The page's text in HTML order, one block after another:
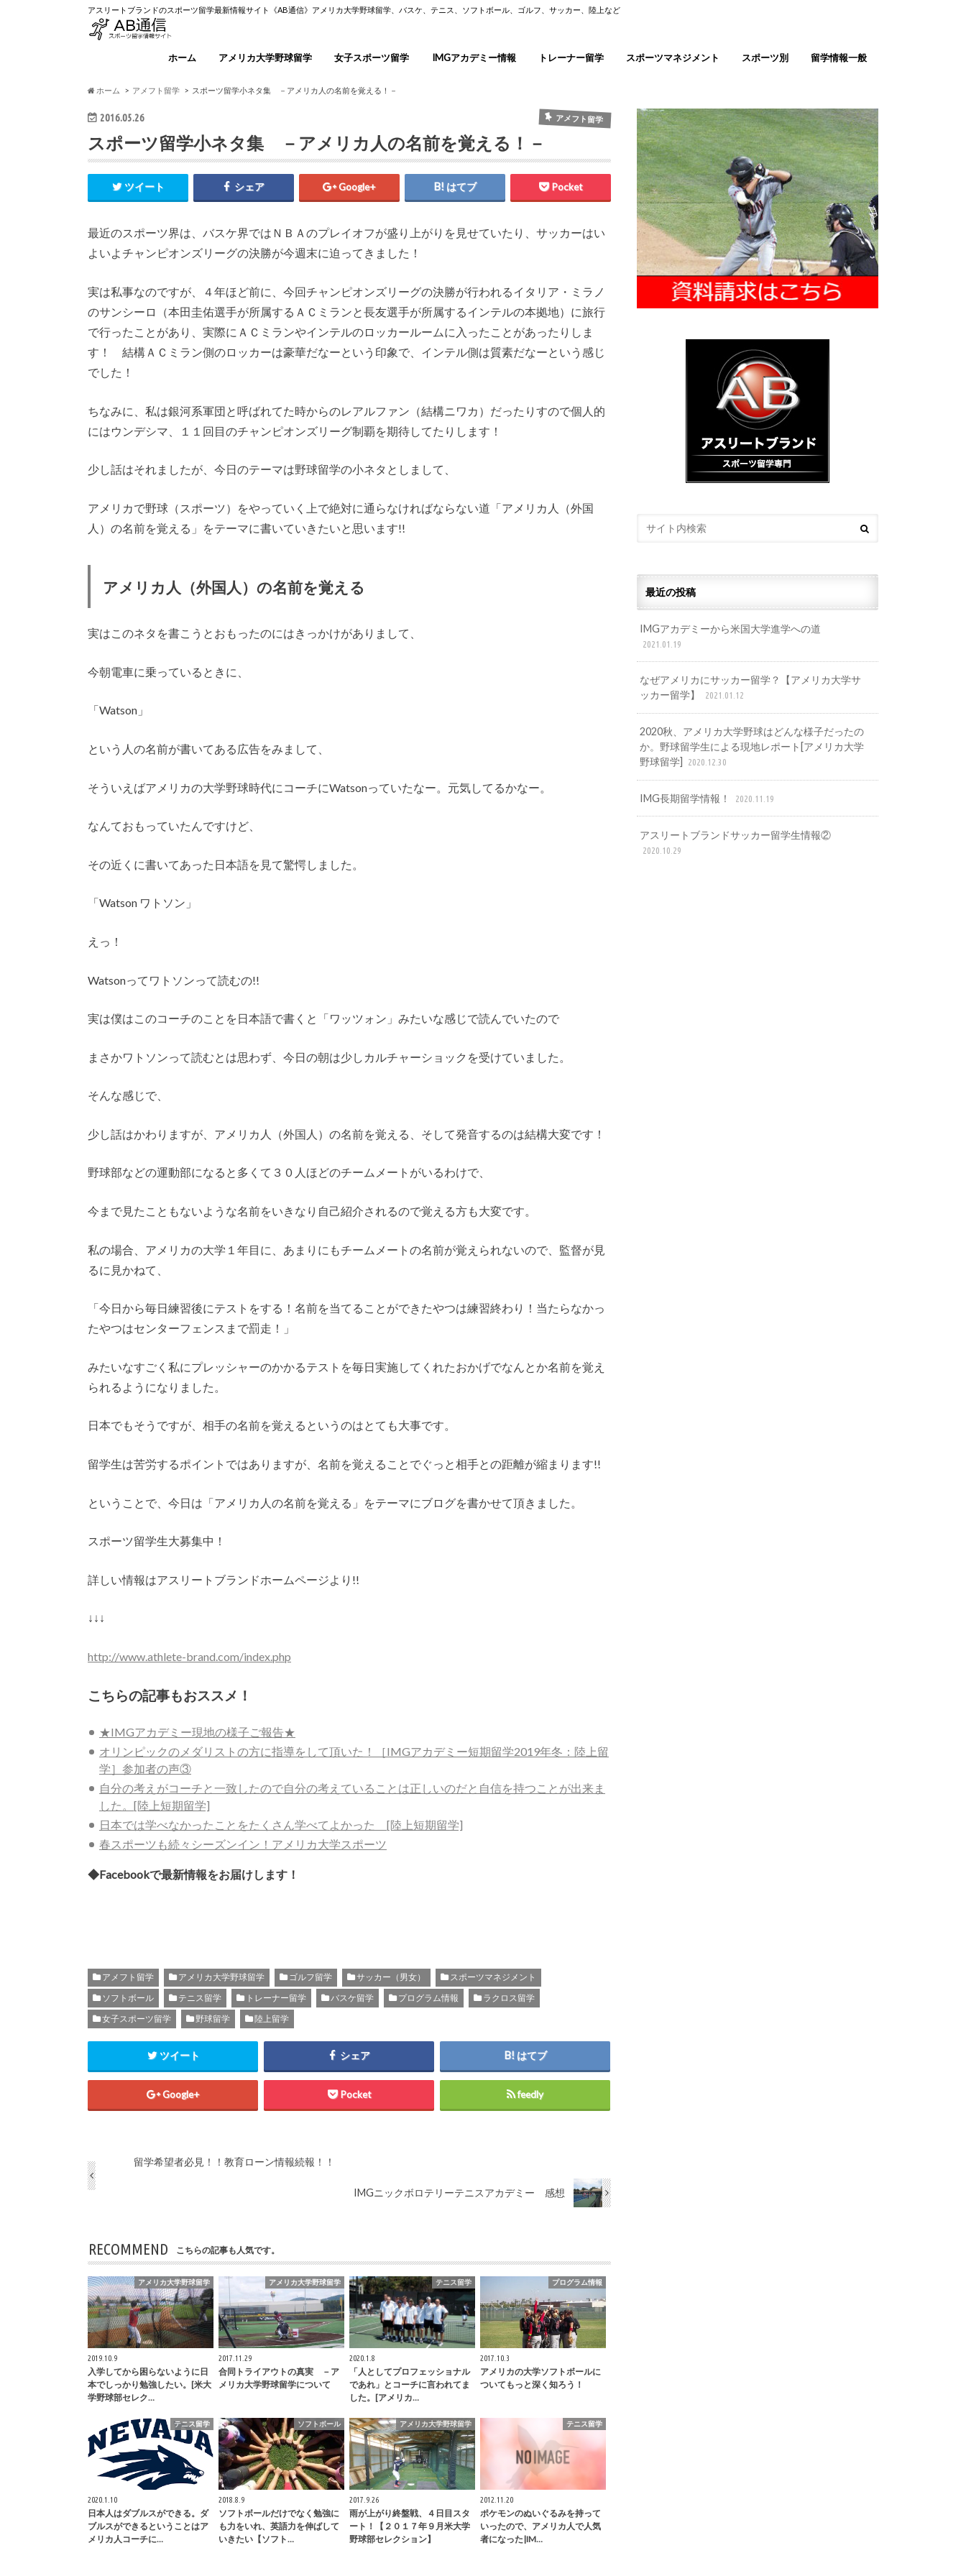
アスリートブランドのスポーツ留学最新情報サイト《AB通信》アメリカ大学野球留学、バスケ、テニス、ソフトボール、ゴルフ、サッカー、陸上など
ホーム アメリカ大学野球留学 女子スポーツ留学 IMGアカデミー情報 トレーナー留学 スポーツマネジメント スポーツ別 留学情報一般
ホーム アメフト留学 スポーツ留学小ネタ集 －アメリカ人の名前を覚える！－
2016.05.26 アメフト留学
スポーツ留学小ネタ集 －アメリカ人の名前を覚える！－
ツイート シェア Google+ はてブ Pocket
最近のスポーツ界は、バスケ界ではＮＢＡのプレイオフが盛り上がりを見せていたり、サッカーはい
よいよチャンピオンズリーグの決勝が今週末に迫ってきました！
実は私事なのですが、４年ほど前に、今回チャンピオンズリーグの決勝が行われるイタリア・ミラノ
のサンシーロ（本田圭佑選手が所属するＡＣミランと長友選手が所属するインテルの本拠地）に旅行
で行ったことがあり、実際にＡＣミランやインテルのロッカールームに入ったことがあったりしま
す！ 結構ＡＣミラン側のロッカーは豪華だなーという印象で、インテル側は質素だなーという感じ
でした！
ちなみに、私は銀河系軍団と呼ばれてた時からのレアルファン（結構ニワカ）だったりすので個人的
にはウンデシマ、１１回目のチャンピオンズリーグ制覇を期待してたりします！
少し話はそれましたが、今日のテーマは野球留学の小ネタとしまして、
アメリカで野球（スポーツ）をやっていく上で絶対に通らなければならない道「アメリカ人（外国
人）の名前を覚える」をテーマに書いていきたいと思います!!
アメリカ人（外国人）の名前を覚える
実はこのネタを書こうとおもったのにはきっかけがありまして、
今朝電車に乗っているときに、
「Watson」
という人の名前が書いてある広告をみまして、
そういえばアメリカの大学野球時代にコーチにWatsonっていたなー。元気してるかなー。
なんておもっていたんですけど、
その近くに書いてあった日本語を見て驚愕しました。
「Watson ワトソン」
えっ！
Watsonってワトソンって読むの!!
実は僕はこのコーチのことを日本語で書くと「ワッツォン」みたいな感じで読んでいたので
まさかワトソンって読むとは思わず、今日の朝は少しカルチャーショックを受けていました。
そんな感じで、
少し話はかわりますが、アメリカ人（外国人）の名前を覚える、そして発音するのは結構大変です！
野球部などの運動部になると多くて３０人ほどのチームメートがいるわけで、
今まで見たこともないような名前をいきなり自己紹介されるので覚える方も大変です。
私の場合、アメリカの大学１年目に、あまりにもチームメートの名前が覚えられないので、監督が見
るに見かねて、
「今日から毎日練習後にテストをする！名前を当てることができたやつは練習終わり！当たらなかっ
たやつはセンターフェンスまで罰走！」
みたいなすごく私にプレッシャーのかかるテストを毎日実施してくれたおかげでなんとか名前を覚え
られるようになりました。
日本でもそうですが、相手の名前を覚えるというのはとても大事です。
留学生は苦労するポイントではありますが、名前を覚えることでぐっと相手との距離が縮まります!!
ということで、今日は「アメリカ人の名前を覚える」をテーマにブログを書かせて頂きました。
スポーツ留学生大募集中！
詳しい情報はアスリートブランドホームページより!!
↓↓↓
http://www.athlete-brand.com/index.php
こちらの記事もおススメ！
★IMGアカデミー現地の様子ご報告★
オリンピックのメダリストの方に指導をして頂いた！［IMGアカデミー短期留学2019年冬：陸上留
学］参加者の声③
自分の考えがコーチと一致したので自分の考えていることは正しいのだと自信を持つことが出来ま
した。[陸上短期留学]
日本では学べなかったことをたくさん学べてよかった [陸上短期留学]
春スポーツも続々シーズンイン！アメリカ大学スポーツ
◆Facebookで最新情報をお届けします！
アメフト留学 アメリカ大学野球留学 ゴルフ留学 サッカー（男女）
スポーツマネジメント
ソフトボール
テニス留学 トレーナー留学 バスケ留学 プログラム情報
ラクロス留学
女子スポーツ留学
野球留学 陸上留学
ツイート シェア はてブ
Google+ Pocket feedly
留学希望者必見！！教育ローン情報続報！！
IMGニックボロテリーテニスアカデミー 感想
RECOMMEND こちらの記事も人気です。
アメリカ大学野球留学
2019.10.9
入学してから困らないように日
本でしっかり勉強したい。[米大
学野球部セレク…
アメリカ大学野球留学
2017.11.29
合同トライアウトの真実 －ア
メリカ大学野球留学について
テニス留学
2020.1.8
「人としてプロフェッショナル
であれ」とコーチに言われてま
した。[アメリカ…
プログラム情報
2017.10.3
アメリカの大学ソフトボールに
ついてもっと深く知ろう！
テニス留学
2020.1.10
日本人はダブルスができる。ダ
ブルスができるということはア
メリカ人コーチに…
ソフトボール
2018.8.9
ソフトボールだけでなく勉強に
も力をいれ、英語力を伸ばして
いきたい【ソフト…
アメリカ大学野球留学
2017.9.26
雨が上がり終盤戦、４日目スタ
ート！【２０１７年９月米大学
野球部セレクション】
テニス留学
2012.11.20
ポケモンのぬいぐるみを持って
いったので、アメリカ人で人気
者になった|IM…
最近の投稿
IMGアカデミーから米国大学進学への道
2021.01.19
なぜアメリカにサッカー留学？【アメリカ大学サ
ッカー留学】
2021.01.12
2020秋、アメリカ大学野球はどんな様子だったの
か。野球留学生による現地レポート[アメリカ大学
野球留学]
2020.12.30
IMG長期留学情報！ 2020.11.19
アスリートブランドサッカー留学生情報②
2020.10.29